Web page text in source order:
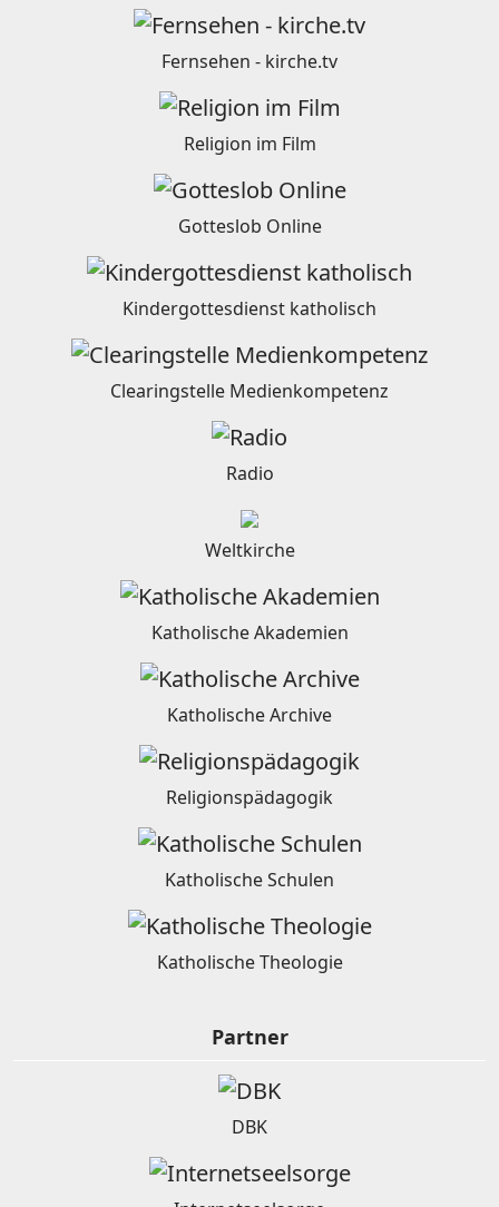
Fernsehen - kirche.tv
Religion im Film
Gotteslob Online
Kindergottesdienst katholisch
Clearingstelle Medienkompetenz
Radio
Weltkirche
Katholische Akademien
Katholische Archive
Religionspädagogik
Katholische Schulen
Katholische Theologie
Partner
DBK